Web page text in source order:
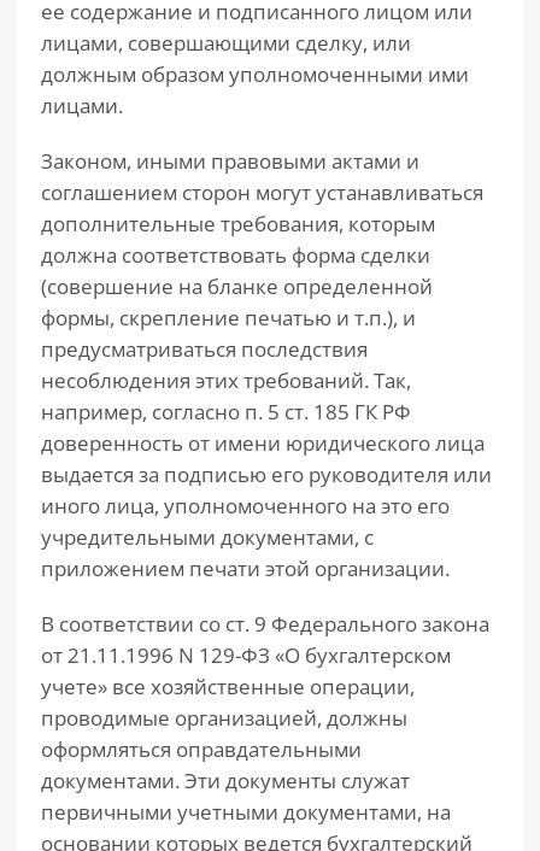
ее содержание и подписанного лицом или
лицами, совершающими сделку, или
должным образом уполномоченными ими
лицами.
Законом, иными правовыми актами и
соглашением сторон могут устанавливаться
дополнительные требования, которым
должна соответствовать форма сделки
(совершение на бланке определенной
формы, скрепление печатью и т.п.), и
предусматриваться последствия
несоблюдения этих требований. Так,
например, согласно п. 5 ст. 185 ГК РФ
доверенность от имени юридического лица
выдается за подписью его руководителя или
иного лица, уполномоченного на это его
учредительными документами, с
приложением печати этой организации.
В соответствии со ст. 9 Федерального закона
от 21.11.1996 N 129-ФЗ «О бухгалтерском
учете» все хозяйственные операции,
проводимые организацией, должны
оформляться оправдательными
документами. Эти документы служат
первичными учетными документами, на
основании которых ведется бухгалтерский